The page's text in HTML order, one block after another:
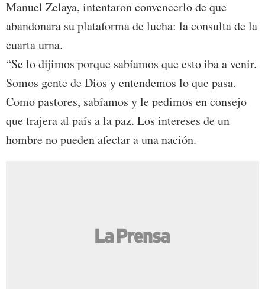
Manuel Zelaya, intentaron convencerlo de que
abandonara su plataforma de lucha: la consulta de la
cuarta urna.
“Se lo dijimos porque sabíamos que esto iba a venir.
Somos gente de Dios y entendemos lo que pasa.
Como pastores, sabíamos y le pedimos en consejo
que trajera al país a la paz. Los intereses de un
hombre no pueden afectar a una nación.